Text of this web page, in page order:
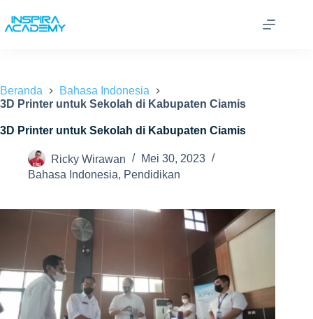
content
Beranda
Bahasa Indonesia
3D Printer untuk Sekolah di Kabupaten Ciamis
3D Printer untuk Sekolah di Kabupaten Ciamis
Ricky Wirawan
Mei 30, 2023
Bahasa Indonesia, Pendidikan